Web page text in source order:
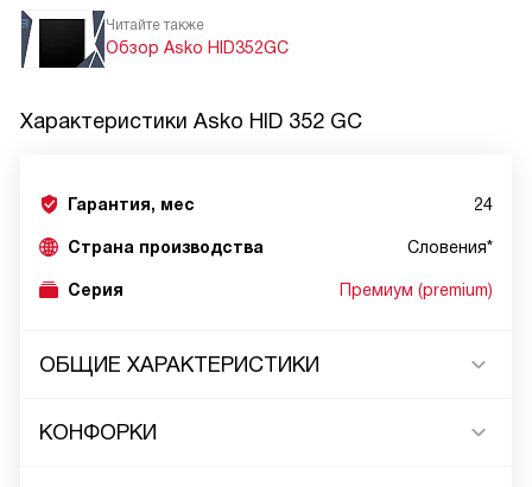
Читайте также
Обзор Asko HID352GC
Характеристики Asko HID 352 GC
Гарантия, мес 24
Страна производства Словения*
Серия Премиум (premium)
ОБЩИЕ ХАРАКТЕРИСТИКИ
КОНФОРКИ